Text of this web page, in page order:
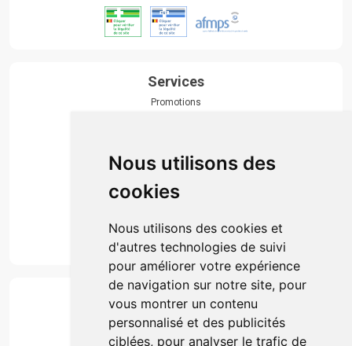
Nous utilisons des
cookies
Nous utilisons des cookies et
d'autres technologies de suivi
pour améliorer votre expérience
de navigation sur notre site, pour
vous montrer un contenu
personnalisé et des publicités
ciblées, pour analyser le trafic de
Services
Promotions
Actualités & conseils
Événements
Marques
Suivez-nous
Paiement
Simple, rapide et 100% sécurisé